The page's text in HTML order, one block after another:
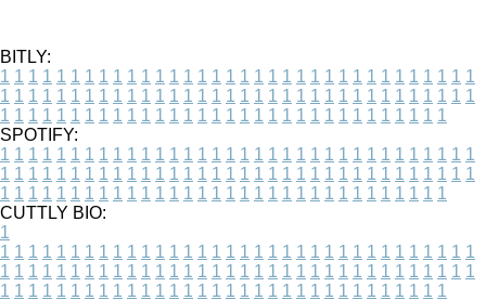
BITLY:
1 1 1 1 1 1 1 1 1 1 1 1 1 1 1 1 1 1 1 1 1 1 1 1 1 1 1 1 1 1 1 1 1 1
1 1 1 1 1 1 1 1 1 1 1 1 1 1 1 1 1 1 1 1 1 1 1 1 1 1 1 1 1 1 1 1 1 1
1 1 1 1 1 1 1 1 1 1 1 1 1 1 1 1 1 1 1 1 1 1 1 1 1 1 1 1 1 1 1 1
SPOTIFY:
1 1 1 1 1 1 1 1 1 1 1 1 1 1 1 1 1 1 1 1 1 1 1 1 1 1 1 1 1 1 1 1 1 1
1 1 1 1 1 1 1 1 1 1 1 1 1 1 1 1 1 1 1 1 1 1 1 1 1 1 1 1 1 1 1 1 1 1
1 1 1 1 1 1 1 1 1 1 1 1 1 1 1 1 1 1 1 1 1 1 1 1 1 1 1 1 1 1 1 1
CUTTLY BIO:
1
1 1 1 1 1 1 1 1 1 1 1 1 1 1 1 1 1 1 1 1 1 1 1 1 1 1 1 1 1 1 1 1 1 1
1 1 1 1 1 1 1 1 1 1 1 1 1 1 1 1 1 1 1 1 1 1 1 1 1 1 1 1 1 1 1 1 1 1
1 1 1 1 1 1 1 1 1 1 1 1 1 1 1 1 1 1 1 1 1 1 1 1 1 1 1 1 1 1 1 1